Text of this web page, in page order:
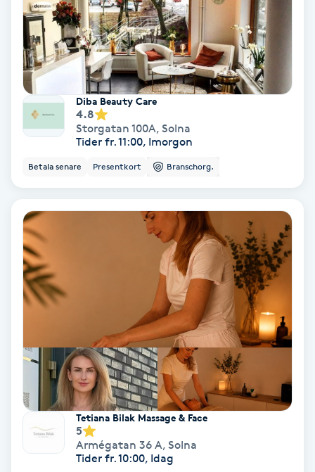
Klippning & Slingor
Klippning ungdom
Koppningsmassage
Kosmetisk tatuering
Kostrådgivning
Kroppspeeling
Käkledsbehandling
Laserbehandling
Lashlift Keratin
LED-ljusterapi
Diba Beauty Care
4.8
Storgatan 100A, Solna
Tider fr. 11:00, Imorgon
Betala senare Presentkort Branschorg.
Tetiana Bilak Massage & Face
5
Armégatan 36 A, Solna
Tider fr. 10:00, Idag